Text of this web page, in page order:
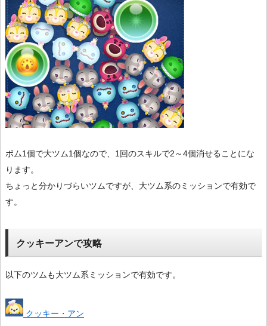
ボム1個で大ツム1個なので、1回のスキルで2～4個消せることにな
ります。
ちょっと分かりづらいツムですが、大ツム系のミッションで有効で
す。
クッキーアンで攻略
以下のツムも大ツム系ミッションで有効です。
クッキー・アン